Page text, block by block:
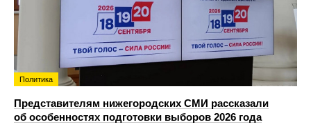
Политика
Представителям нижегородских СМИ рассказали
об особенностях подготовки выборов 2026 года